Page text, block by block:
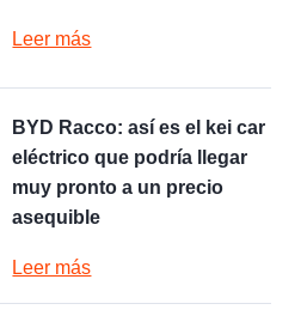
Leer más
BYD Racco: así es el kei car
eléctrico que podría llegar
muy pronto a un precio
asequible
Leer más